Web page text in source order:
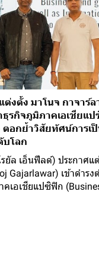
ต่งตั้ง มาโนจ กาจาร์ล
รกิจภูมิภาคเอเชียแ
ตอกย้ำวิสัยทัศน์การเ
บโลก
ยัล เอ็นฟีลด์) ประกาศแ
Gajarlawar) เข้าดำร
คเอเชียแปซิฟิก